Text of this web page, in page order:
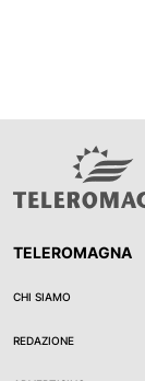
TELEROMAGNA
CHI SIAMO
REDAZIONE